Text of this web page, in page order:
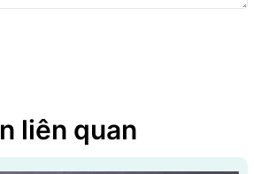
liên quan